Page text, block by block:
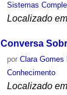
Sistemas
Localizado em
Conversa
porClara Gomes
Conhecimento
Localizado em